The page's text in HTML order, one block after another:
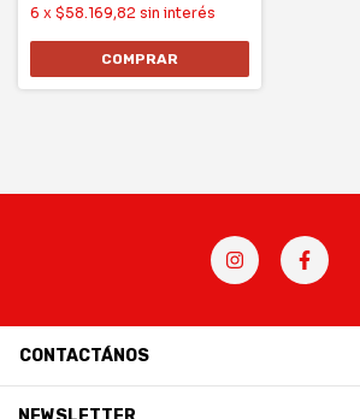
6 x $58.169,82 sin interés
CONTACTÁNOS